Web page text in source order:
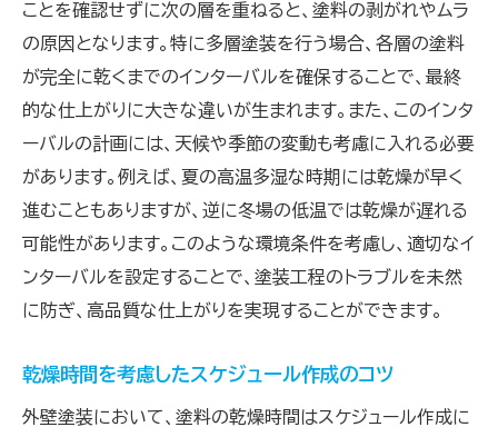
ことを確認せずに次の層を重ねると、塗料の剥がれやムラ
の原因となります。特に多層塗装を行う場合、各層の塗料
が完全に乾くまでのインターバルを確保することで、最終
的な仕上がりに大きな違いが生まれます。また、このインタ
ーバルの計画には、天候や季節の変動も考慮に入れる必要
があります。例えば、夏の高温多湿な時期には乾燥が早く
進むこともありますが、逆に冬場の低温では乾燥が遅れる
可能性があります。このような環境条件を考慮し、適切なイ
ンターバルを設定することで、塗装工程のトラブルを未然
に防ぎ、高品質な仕上がりを実現することができます。
乾燥時間を考慮したスケジュール作成のコツ
外壁塗装において、塗料の乾燥時間はスケジュール作成に